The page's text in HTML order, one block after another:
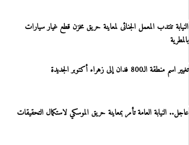
النيابة تنتدب المعمل الجنائى لمعاينة حريق مخزن قطع غيار سيارات
بالمطرية
تغيير اسم منطقة الـ800 فدان إلى زهراء أكتوبر الجديدة
عاجل.. النيابة العامة تأمر بمعاينة حريق الموسكي لاستكمال التحقيقات